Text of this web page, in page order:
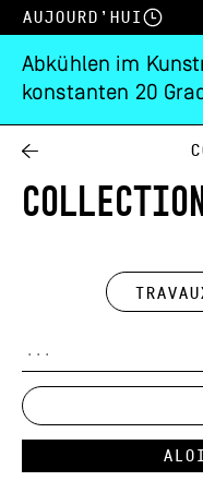
Aujourd’hui
Abkühlen im
konstanten 20